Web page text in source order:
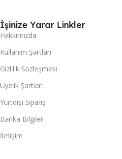
İşinize Yarar Linkler
Hakkımızda
Kullanım Şartları
Gizlilik Sözleşmesi
Üyelik Şartları
Yurtdışı Sipariş
Banka Bilgileri
İletişim